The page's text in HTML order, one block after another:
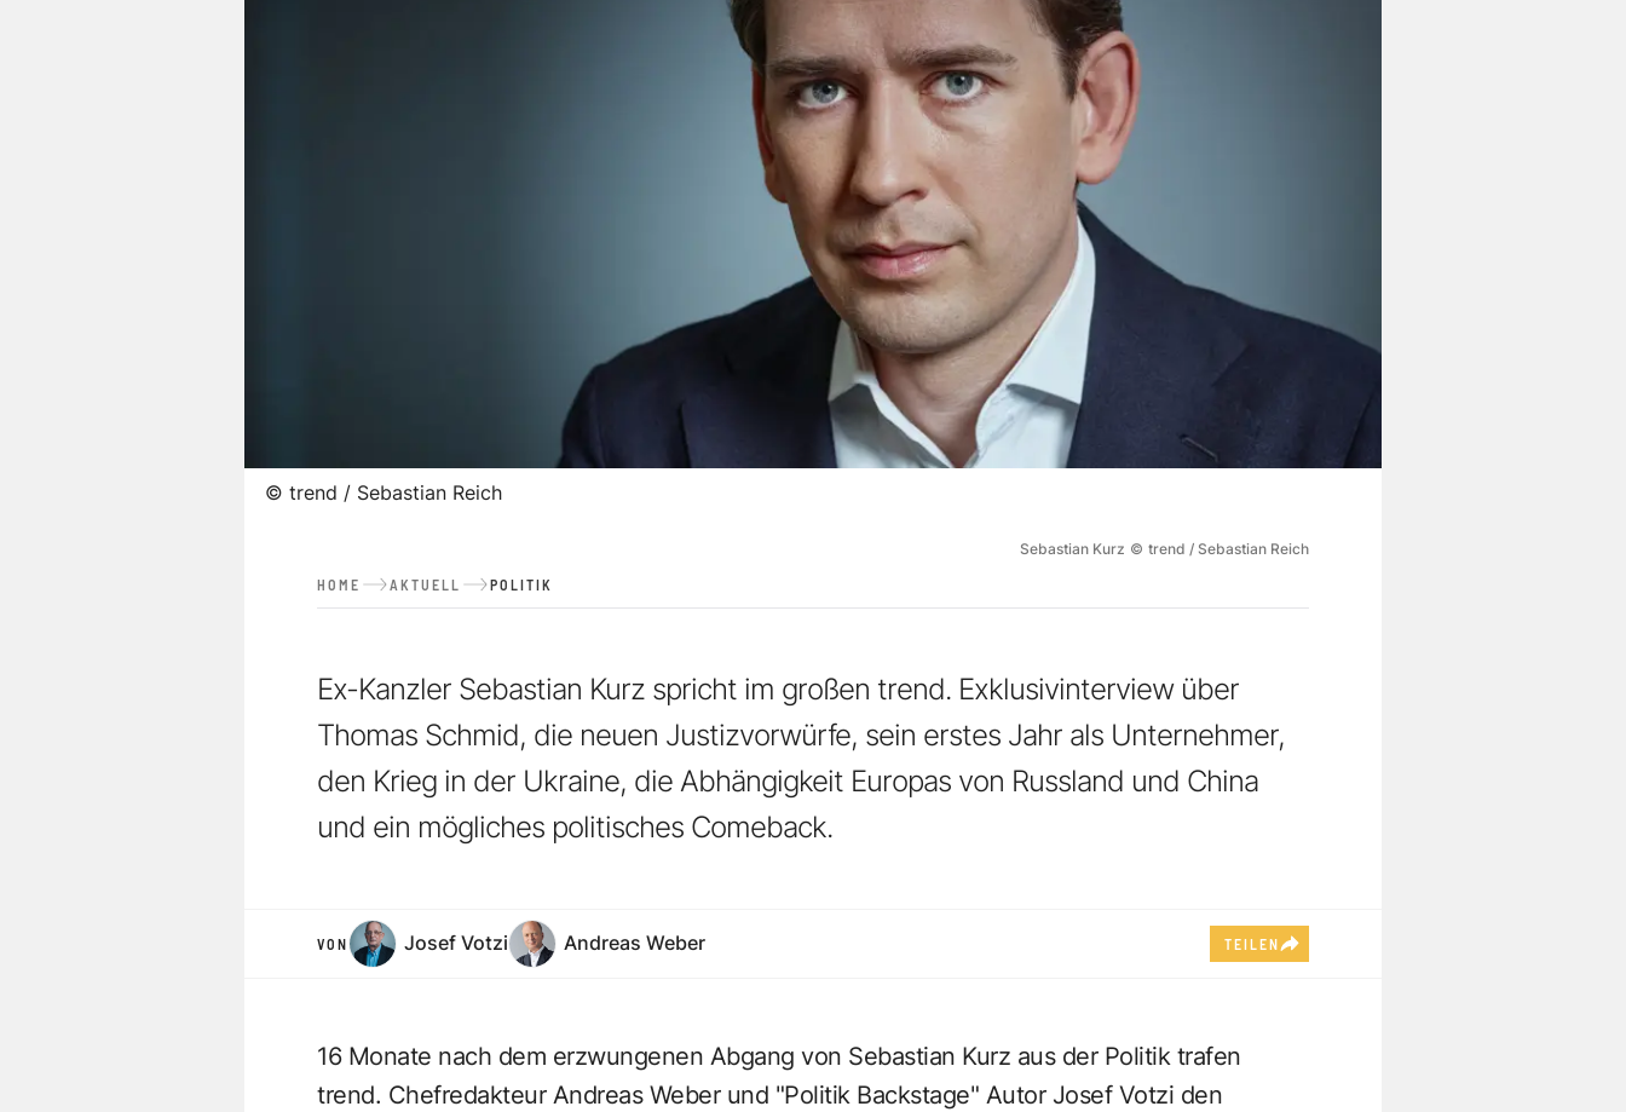
© trend / Sebastian Reich
Sebastian Kurz © trend / Sebastian Reich
HOME AKTUELL POLITIK
Ex-Kanzler Sebastian Kurz spricht im großen trend. Exklusivinterview über
Thomas Schmid, die neuen Justizvorwürfe, sein erstes Jahr als Unternehmer,
den Krieg in der Ukraine, die Abhängigkeit Europas von Russland und China
und ein mögliches politisches Comeback.
VON Josef Votzi Andreas Weber TEILEN
16 Monate nach dem erzwungenen Abgang von Sebastian Kurz aus der Politik trafen
trend. Chefredakteur Andreas Weber und "Politik Backstage" Autor Josef Votzi den